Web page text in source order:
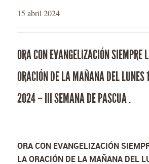
15 abril 2024
ORA CON EVANGELIZACIÓN SIEMPRE
ORACIÓN DE LA MAÑANA DEL LUNES
2024 – III SEMANA DE PASCUA .
ORA CON EVANGELIZACIÓN
LA ORACIÓN DE LA MAÑANA DEL